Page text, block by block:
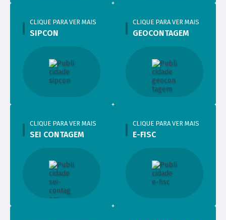
SIPCON
CLIQUE PARA VER MAIS
GEOCONTAGEM
CLIQUE PARA VER MAIS
SEI CONTAGEM
CLIQUE PARA VER MAIS
E-FISC
CLIQUE PARA VER MAIS